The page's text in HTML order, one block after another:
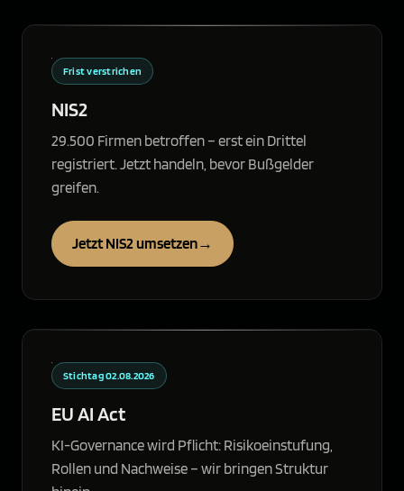
Frist verstrichen
NIS2
29.500 Firmen betroffen – erst ein Drittel
registriert. Jetzt handeln, bevor Bußgelder
greifen.
Jetzt NIS2 umsetzen→
Stichtag 02.08.2026
EU AI Act
KI-Governance wird Pflicht: Risikoeinstufung,
Rollen und Nachweise – wir bringen Struktur